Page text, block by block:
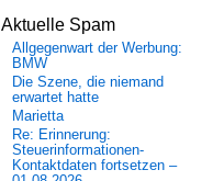
Aktuelle Spam
Allgegenwart der Werbung:
BMW
Die Szene, die niemand
erwartet hatte
Marietta
Re: Erinnerung:
Steuerinformationen-
Kontaktdaten fortsetzen –